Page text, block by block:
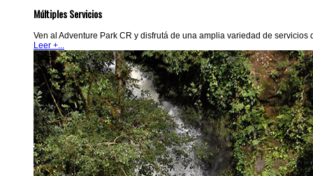
Múltiples Servicios
Ven al Adventure Park CR y disfrutá de una amplia variedad de servicios
Leer +...